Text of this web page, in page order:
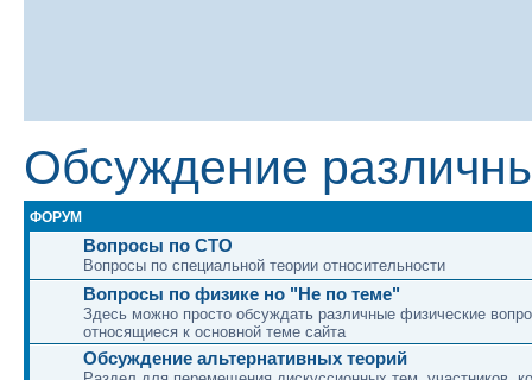
Обсуждение
ФОРУМ
Вопросы по СТО
Вопросы по специальной теории относительности
Вопросы по физике но "Не по теме"
Здесь можно просто обсуждать различные физические
относящиеся к основной теме сайта
Обсуждение альтернативных теорий